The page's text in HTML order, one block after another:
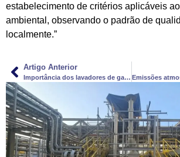
estabelecimento de critérios aplicáveis
ambiental, observando o padrão de
localmente.”
Artigo Anterior
Importância dos lavadores de gases para restaurantes e cozinhas industriais